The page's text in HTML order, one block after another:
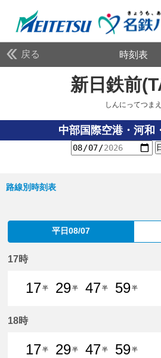
戻る 時刻表
新日鉄前
しんにってつまえ
中部国際空港・河和
路線別時刻表
平日08/07
17時
17半
29半
47半
59半
18時
17半
29半
47半
59半